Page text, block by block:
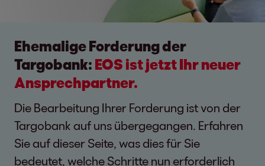
Ehemalige Forderung der
Targobank: EOS ist jetzt Ihr neuer
Ansprechpartner.
Die Bearbeitung Ihrer Forderung ist von der
Targobank auf uns übergegangen. Erfahren
Sie auf dieser Seite, was dies für Sie
bedeutet, welche Schritte nun erforderlich